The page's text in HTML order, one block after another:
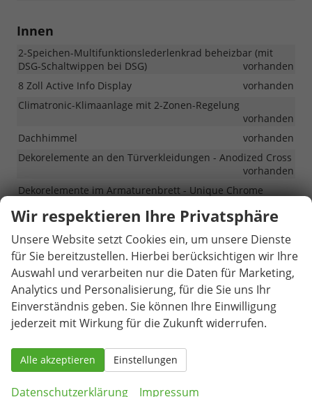
Innen
2-Speichen-Multifunktionslederlenkrad beheizbar (mit
DSG-Schaltwippen bei DSG)
vorhanden
8 Zoll Active Info Display
vorhanden
Climatronic-Klimaanlage mit 2-Zonen-Regelung
vorhanden
Dachhimmel
vorhanden
Dekorelemente an den Türverkleidungen - Anodized Cross
vorhanden
Dekorelemente im Armaturenbrett - Unique Chrome
Einstiegsleisten in den Vordertüren
vorhanden
Innenspiegel automatisch abblendend
vorhanden
Mittelarmlehne vorne
vorhanden
Radlaufschutz
vorhanden
Regenschirm unter dem Beifahrersitz
vorhanden
Sunset - dunkel getönte Scheiben hinten
vorhanden
Infotainment & Kommunikation
Wir respektieren Ihre Privatsphäre
Unsere Website setzt Cookies ein, um unsere Dienste
für Sie bereitzustellen. Hierbei berücksichtigen wir Ihre
Auswahl und verarbeiten nur die Daten für Marketing,
Analytics und Personalisierung, für die Sie uns Ihr
Einverständnis geben. Sie können Ihre Einwilligung
jederzeit mit Wirkung für die Zukunft widerrufen.
Alle akzeptieren Einstellungen
Datenschutzerklärung Impressum